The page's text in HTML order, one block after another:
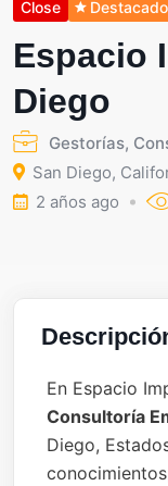
Close Destacado
Espacio
Diego
Gestorías,
San Diego,
2 años ago
En Espacio
Consultoría
Diego,